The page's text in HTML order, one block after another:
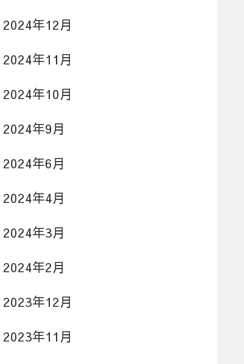
2024年12月
2024年11月
2024年10月
2024年9月
2024年6月
2024年4月
2024年3月
2024年2月
2023年12月
2023年11月